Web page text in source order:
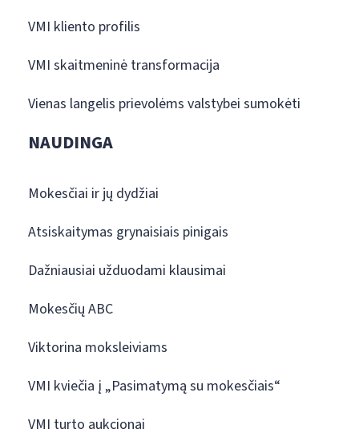
VMI kliento profilis
VMI skaitmeninė transformacija
Vienas langelis prievolėms valstybei sumokėti
NAUDINGA
Mokesčiai ir jų dydžiai
Atsiskaitymas grynaisiais pinigais
Dažniausiai užduodami klausimai
Mokesčių ABC
Viktorina moksleiviams
VMI kviečia į „Pasimatymą su mokesčiais“
VMI turto aukcionai